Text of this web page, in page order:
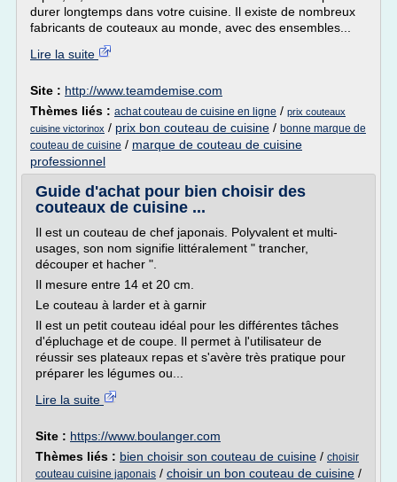
durer longtemps dans votre cuisine. Il existe de nombreux
fabricants de couteaux au monde, avec des ensembles...
Lire la suite
Site : http://www.teamdemise.com
Thèmes liés : achat couteau de cuisine en ligne / prix couteaux
cuisine victorinox / prix bon couteau de cuisine / bonne marque de
couteau de cuisine / marque de couteau de cuisine
professionnel
Guide d'achat pour bien choisir des
couteaux de cuisine ...
Il est un couteau de chef japonais. Polyvalent et multi-
usages, son nom signifie littéralement " trancher,
découper et hacher ".
Il mesure entre 14 et 20 cm.
Le couteau à larder et à garnir
Il est un petit couteau idéal pour les différentes tâches
d'épluchage et de coupe. Il permet à l'utilisateur de
réussir ses plateaux repas et s'avère très pratique pour
préparer les légumes ou...
Lire la suite
Site : https://www.boulanger.com
Thèmes liés : bien choisir son couteau de cuisine / choisir
couteau cuisine japonais / choisir un bon couteau de cuisine /